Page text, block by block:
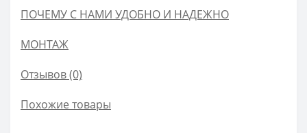
ПОЧЕМУ С НАМИ УДОБНО И НАДЕЖНО
МОНТАЖ
Отзывов (0)
Похожие товары